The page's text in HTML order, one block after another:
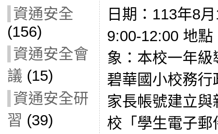
資通安全
(156)
資通安全會
議 (15)
資通安全研
習 (39)
日期：113年8
9:00-12:00 地
象：本校一年
碧華國小校務
家長帳號建立
校「學生電子